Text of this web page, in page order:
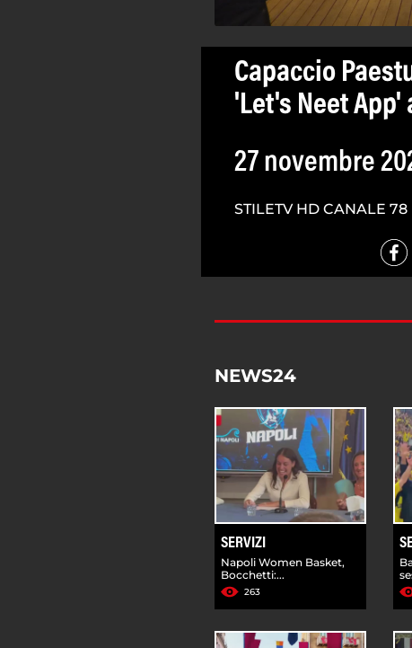
Capaccio
'Let's Neet App'
27 novembre
STILETV HD CANALE 78
NEWS24
SERVIZI
Napoli Women Basket,
Bocchetti:...
263